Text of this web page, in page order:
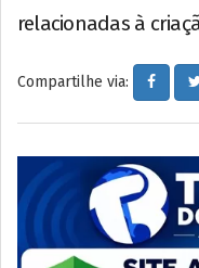
relacionadas à
Compartilhe via: